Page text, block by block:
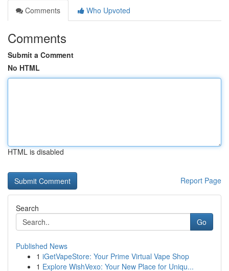
Comments
Who Upvoted
Comments
Submit a Comment
No HTML
HTML is disabled
Report Page
Search
Go
Published News
1 iGetVapeStore: Your Prime Virtual Vape Shop
1 Explore WishVexo: Your New Place for Uniqu...